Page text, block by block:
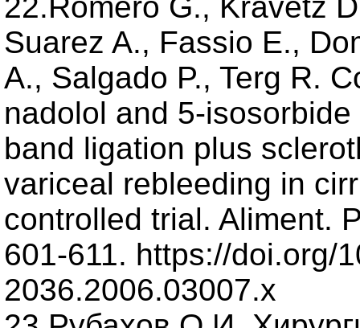
22.Romero G., Kravetz
Suarez A., Fassio E.,
A., Salgado P., Terg R.
nadolol and 5-
band ligation plus
variceal rebleeding in
controlled trial. Aliment.
601-611. https://doi.org/
2036.2006.03007.x